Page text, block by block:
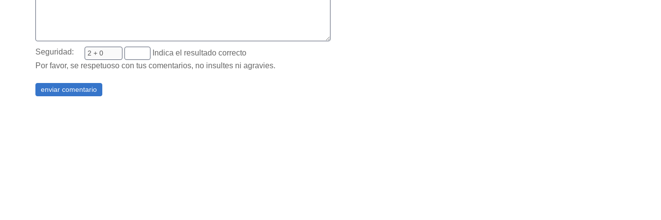
Seguridad:
Indica el resultado correcto
Por favor, se respetuoso con tus comentarios, no insultes ni agravies.